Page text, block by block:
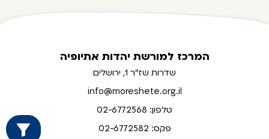
המרכז למורשת יהדות אתיופיה
שדרות שז"ר 1, ירושלים
info@moreshete.org.il
טלפון: 02-6772568
פקס: 02-6772582